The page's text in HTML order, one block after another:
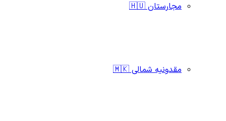
مجارستان 🇭🇺
مقدونیه شمالی 🇲🇰